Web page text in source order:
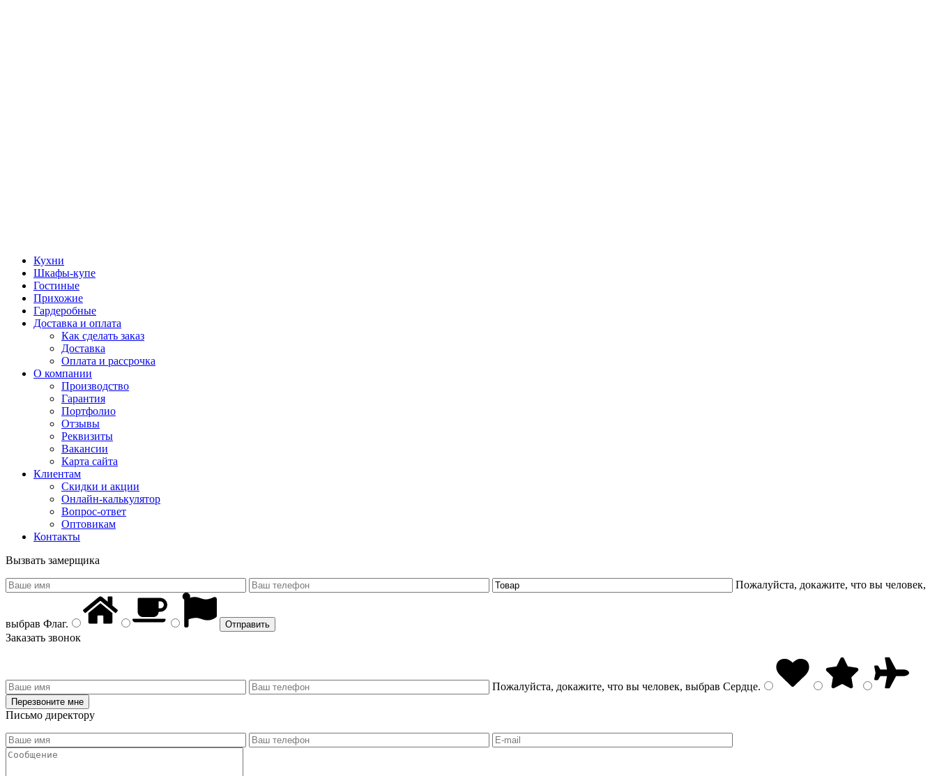
Кухни
Шкафы-купе
Гостиные
Прихожие
Гардеробные
Доставка и оплата
Как сделать заказ
Доставка
Оплата и рассрочка
О компании
Производство
Гарантия
Портфолио
Отзывы
Реквизиты
Вакансии
Карта сайта
Клиентам
Скидки и акции
Онлайн-калькулятор
Вопрос-ответ
Оптовикам
Контакты
Вызвать замерщика
Пожалуйста, докажите, что вы человек,
выбрав Флаг.
Заказать звонок
Пожалуйста, докажите, что вы человек, выбрав Сердце.
Письмо директору